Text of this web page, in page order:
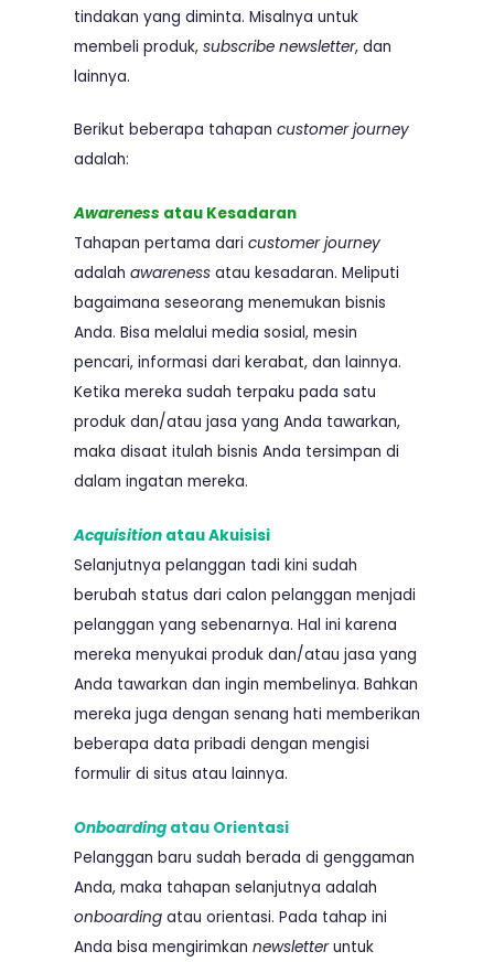
tindakan yang diminta. Misalnya untuk
membeli produk, subscribe newsletter, dan
lainnya.
Berikut beberapa tahapan customer journey
adalah:
Awareness atau Kesadaran
Tahapan pertama dari customer journey
adalah awareness atau kesadaran. Meliputi
bagaimana seseorang menemukan bisnis
Anda. Bisa melalui media sosial, mesin
pencari, informasi dari kerabat, dan lainnya.
Ketika mereka sudah terpaku pada satu
produk dan/atau jasa yang Anda tawarkan,
maka disaat itulah bisnis Anda tersimpan di
dalam ingatan mereka.
Acquisition atau Akuisisi
Selanjutnya pelanggan tadi kini sudah
berubah status dari calon pelanggan menjadi
pelanggan yang sebenarnya. Hal ini karena
mereka menyukai produk dan/atau jasa yang
Anda tawarkan dan ingin membelinya. Bahkan
mereka juga dengan senang hati memberikan
beberapa data pribadi dengan mengisi
formulir di situs atau lainnya.
Onboarding atau Orientasi
Pelanggan baru sudah berada di genggaman
Anda, maka tahapan selanjutnya adalah
onboarding atau orientasi. Pada tahap ini
Anda bisa mengirimkan newsletteruntuk